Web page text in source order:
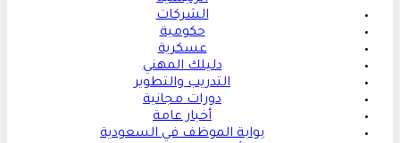
الشركات
حكومية
عسكرية
دليلك المهني
التدريب والتطوير
دورات مجانية
أخبار عامة
بوابة الموظف في السعودية